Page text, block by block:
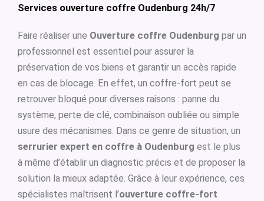
Services ouverture coffre Oudenburg 24h/7
Faire réaliser une Ouverture coffre Oudenburg par un
professionnel est essentiel pour assurer la
préservation de vos biens et garantir un accès rapide
en cas de blocage. En effet, un coffre-fort peut se
retrouver bloqué pour diverses raisons : panne du
système, perte de clé, combinaison oubliée ou simple
usure des mécanismes. Dans ce genre de situation, un
serrurier expert en coffre à Oudenburg est le plus
à même d’établir un diagnostic précis et de proposer la
solution la mieux adaptée. Grâce à leur expérience, ces
spécialistes maîtrisent l’ouverture coffre-fort